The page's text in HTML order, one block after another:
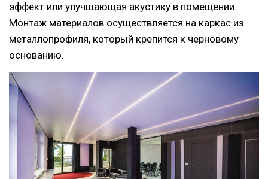
эффект или улучшающая акустику в помещении.
Монтаж материалов осуществляется на каркас из
металлопрофиля, который крепится к черновому
основанию.